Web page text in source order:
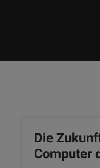
Die
Computer